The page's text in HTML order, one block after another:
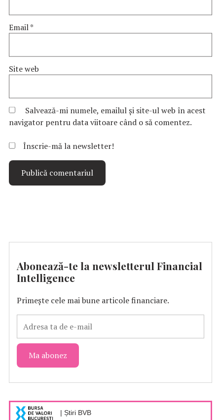
Email*
Site web
Salvează-mi numele, emailul și site-ul web în acest
navigator pentru data viitoare când o să comentez.
Înscrie-mă la newsletter!
Abonează-te la newsletterul Financial
Intelligence
Primește cele mai bune articole financiare.
| Știri BVB